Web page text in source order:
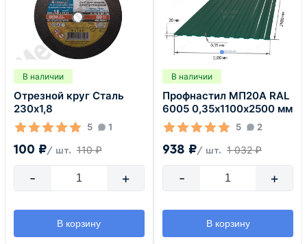
В наличии
Отрезной круг Сталь
230х1,8
5 1
100 ₽/ шт. 110 ₽
- +
В корзину
В наличии
Профнастил МП20А RAL
6005 0,35х1100х2500 мм
5 2
938 ₽/ шт. 1 032 ₽
- +
В корзину